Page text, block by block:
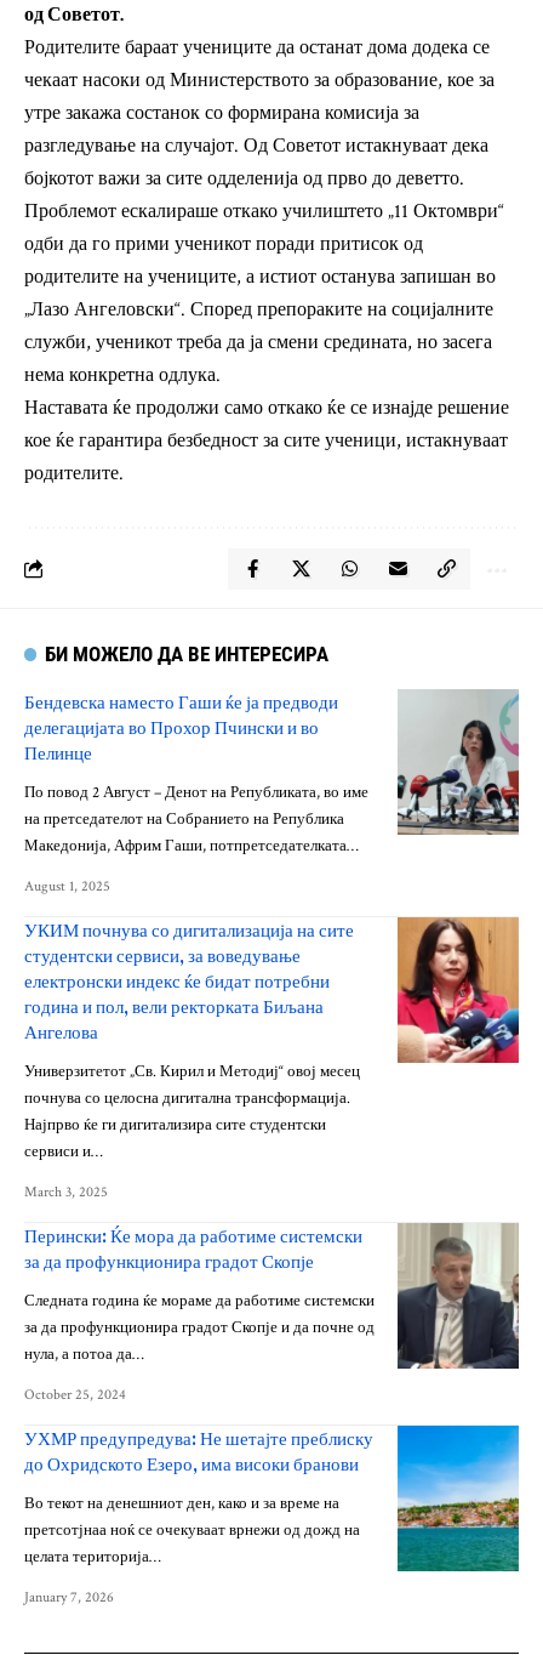
од Советот.
Родителите бараат учениците да останат дома додека се
чекаат насоки од Министерството за образование, кое за
утре закажа состанок со формирана комисија за
разгледување на случајот. Од Советот истакнуваат дека
бојкотот важи за сите одделенија од прво до деветто.
Проблемот ескалираше откако училиштето „11 Октомври“
одби да го прими ученикот поради притисок од
родителите на учениците, а истиот останува запишан во
„Лазо Ангеловски“. Според препораките на социјалните
служби, ученикот треба да ја смени средината, но засега
нема конкретна одлука.
Наставата ќе продолжи само откако ќе се изнајде решение
кое ќе гарантира безбедност за сите ученици, истакнуваат
родителите.
БИ МОЖЕЛО ДА ВЕ ИНТЕРЕСИРА
Бендевска наместо Гаши ќе ја предводи
делегацијата во Прохор Пчински и во
Пелинце
По повод 2 Август – Денот на Републиката, во име
на претседателот на Собранието на Република
Македонија, Африм Гаши, потпретседателката…
August 1, 2025
УКИМ почнува со дигитализација на сите
студентски сервиси, за воведување
електронски индекс ќе бидат потребни
година и пол, вели ректорката Биљана
Ангелова
Универзитетот „Св. Кирил и Методиј“ овој месец
почнува со целосна дигитална трансформација.
Најпрво ќе ги дигитализира сите студентски
сервиси и…
March 3, 2025
Перински: Ќе мора да работиме системски
за да профункционира градот Скопје
Следната година ќе мораме да работиме системски
за да профункционира градот Скопје и да почне од
нула, а потоа да…
October 25, 2024
УХМР предупредува: Не шетајте преблиску
до Охридското Езеро, има високи бранови
Во текот на денешниот ден, како и за време на
претсотјнаа ноќ се очекуваат врнежи од дожд на
целата територија…
January 7, 2026